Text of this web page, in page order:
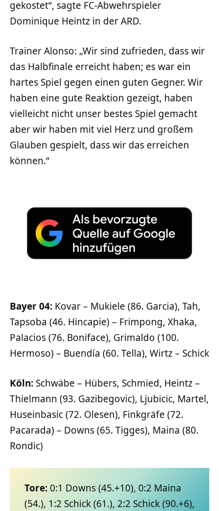
gekostet“, sagte FC-Abwehrspieler
Dominique Heintz in der ARD.
Trainer Alonso: „Wir sind zufrieden, dass wir
das Halbfinale erreicht haben; es war ein
hartes Spiel gegen einen guten Gegner. Wir
haben eine gute Reaktion gezeigt, haben
vielleicht nicht unser bestes Spiel gemacht
aber wir haben mit viel Herz und großem
Glauben gespielt, dass wir das erreichen
können.“
Bayer 04: Kovar – Mukiele (86. Garcia), Tah,
Tapsoba (46. Hincapie) – Frimpong, Xhaka,
Palacios (76. Boniface), Grimaldo (100.
Hermoso) – Buendía (60. Tella), Wirtz – Schick
Köln: Schwäbe – Hübers, Schmied, Heintz –
Thielmann (93. Gazibegovic), Ljubicic, Martel,
Huseinbasic (72. Olesen), Finkgräfe (72.
Pacarada) – Downs (65. Tigges), Maina (80.
Rondic)
Tore: 0:1 Downs (45.+10), 0:2 Maina
(54.), 1:2 Schick (61.), 2:2 Schick (90.+6),